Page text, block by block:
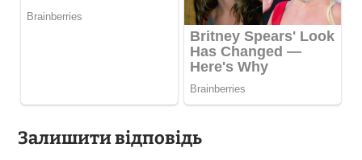
Залишити відповідь